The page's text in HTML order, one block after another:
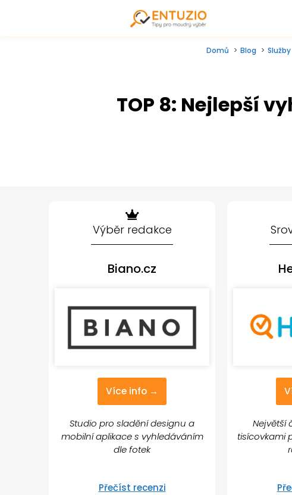
Domů Blog Služby
TOP 8: Nejlepší
Výběr redakce
Biano.cz
Více info →
Studio pro sladění designu a
mobilní aplikace s vyhledáváním
dle fotek
Přečíst recenzi
Největší
tisícovkami